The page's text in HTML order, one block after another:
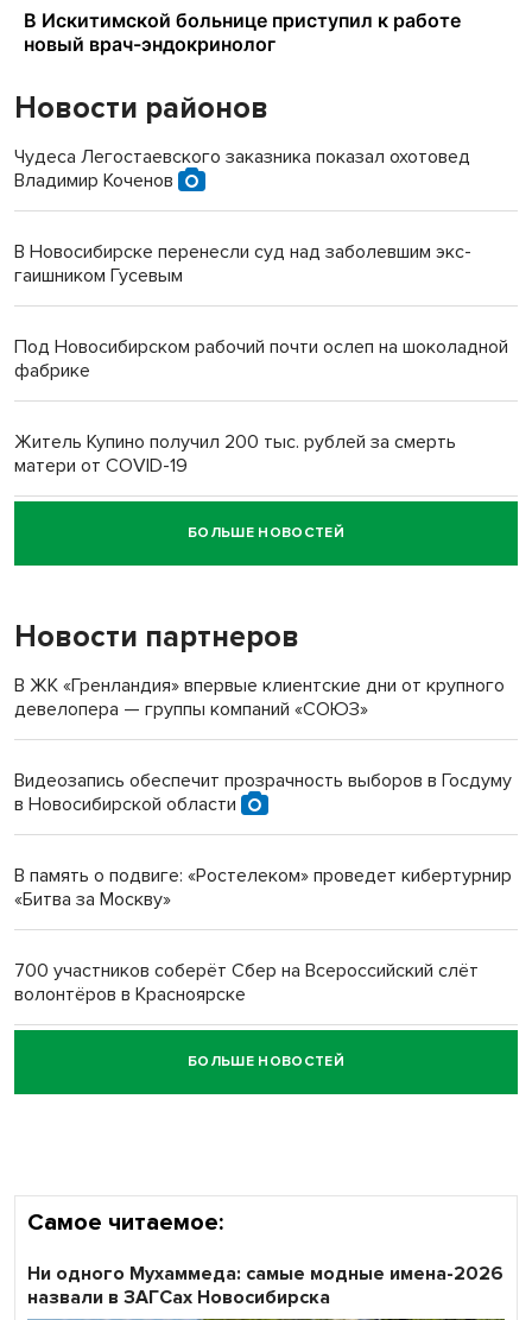
Новости районов
Чудеса Легостаевского заказника показал охотовед
Владимир Коченов
В Новосибирске перенесли суд над заболевшим экс-
гаишником Гусевым
Под Новосибирском рабочий почти ослеп на шоколадной
фабрике
Житель Купино получил 200 тыс. рублей за смерть
матери от COVID-19
Новосибирский суд наказал водителя за смерть
пенсионерки на вокзале
«Мы живём на пастбище!»: в новосибирском селе лошади
терроризируют жителей
Инвалид получил условный срок за избиение врачей
Новосибирский преподаватель с женой вошли в топ-16
Обновлённое отделение ВТБ открылось в Искитиме
БОЛЬШЕ НОВОСТЕЙ
Новости партнеров
В ЖК «Гренландия» впервые клиентские дни от крупного
девелопера — группы компаний «СОЮЗ»
Видеозапись обеспечит прозрачность выборов в Госдуму
в Новосибирской области
В память о подвиге: «Ростелеком» проведет кибертурнир
«Битва за Москву»
700 участников соберёт Сбер на Всероссийский слёт
волонтёров в Красноярске
Честный выбор: видеонаблюдение обеспечит
объективность результатов ЕДГ в Новосибирской
БОЛЬШЕ НОВОСТЕЙ
Самое читаемое:
Ни одного Мухаммеда: самые модные имена-2026
назвали в ЗАГСах Новосибирска